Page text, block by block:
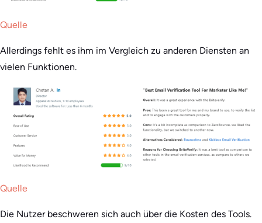
Quelle
Allerdings fehlt es ihm im Vergleich zu anderen Diensten an
vielen Funktionen.
Quelle
Die Nutzer beschweren sich auch über die Kosten des Tools.